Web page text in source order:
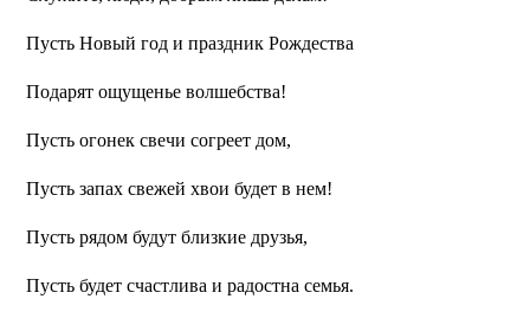
Пусть Новый год и праздник Рождества
Подарят ощущенье волшебства!
Пусть огонек свечи согреет дом,
Пусть запах свежей хвои будет в нем!
Пусть рядом будут близкие друзья,
Пусть будет счастлива и радостна семья.